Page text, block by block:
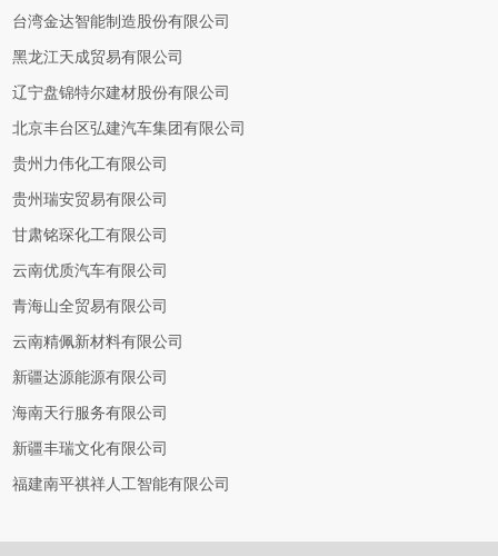
台湾金达智能制造股份有限公司
黑龙江天成贸易有限公司
辽宁盘锦特尔建材股份有限公司
北京丰台区弘建汽车集团有限公司
贵州力伟化工有限公司
贵州瑞安贸易有限公司
甘肃铭琛化工有限公司
云南优质汽车有限公司
青海山全贸易有限公司
云南精佩新材料有限公司
新疆达源能源有限公司
海南天行服务有限公司
新疆丰瑞文化有限公司
福建南平祺祥人工智能有限公司